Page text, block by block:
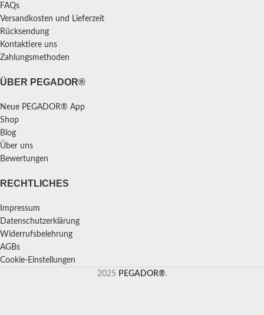
FAQs
Versandkosten und Lieferzeit
Rücksendung
Kontaktiere uns
Zahlungsmethoden
ÜBER PEGADOR®
Neue PEGADOR® App
Shop
Blog
Über uns
Bewertungen
RECHTLICHES
Impressum
Datenschutzerklärung
Widerrufsbelehrung
AGBs
Cookie-Einstellungen
2025 PEGADOR®.